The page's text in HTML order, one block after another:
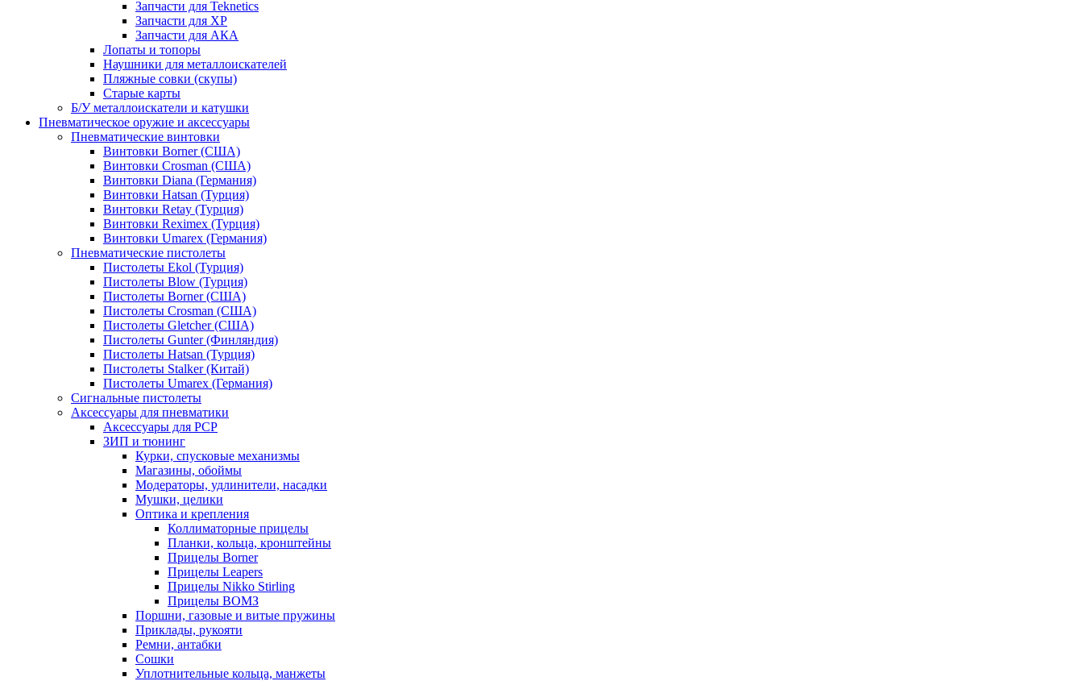
Запчасти для Teknetics
Запчасти для XP
Запчасти для АКА
Лопаты и топоры
Наушники для металлоискателей
Пляжные совки (скупы)
Старые карты
Б/У металлоискатели и катушки
Пневматическое оружие и аксессуары
Пневматические винтовки
Винтовки Borner (США)
Винтовки Crosman (США)
Винтовки Diana (Германия)
Винтовки Hatsan (Турция)
Винтовки Retay (Турция)
Винтовки Reximex (Турция)
Винтовки Umarex (Германия)
Пневматические пистолеты
Пистолеты Ekol (Турция)
Пистолеты Blow (Турция)
Пистолеты Borner (США)
Пистолеты Crosman (США)
Пистолеты Gletcher (США)
Пистолеты Gunter (Финляндия)
Пистолеты Hatsan (Турция)
Пистолеты Stalker (Китай)
Пистолеты Umarex (Германия)
Сигнальные пистолеты
Аксессуары для пневматики
Аксессуары для PCP
ЗИП и тюнинг
Курки, спусковые механизмы
Магазины, обоймы
Модераторы, удлинители, насадки
Мушки, целики
Оптика и крепления
Коллиматорные прицелы
Планки, кольца, кронштейны
Прицелы Borner
Прицелы Leapers
Прицелы Nikko Stirling
Прицелы ВОМЗ
Поршни, газовые и витые пружины
Приклады, рукояти
Ремни, антабки
Сошки
Уплотнительные кольца, манжеты